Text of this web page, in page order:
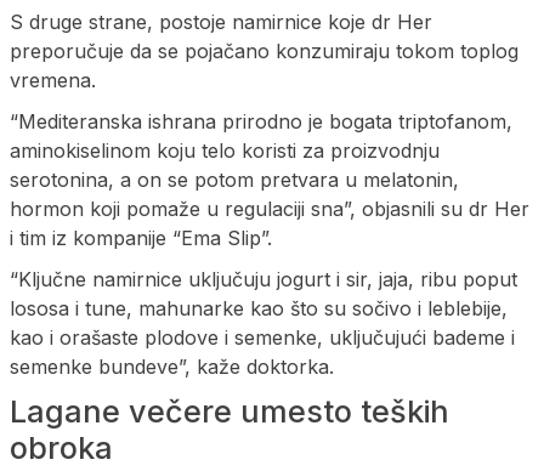
S druge strane, postoje namirnice koje dr Her
preporučuje da se pojačano konzumiraju tokom toplog
vremena.
“Mediteranska ishrana prirodno je bogata triptofanom,
aminokiselinom koju telo koristi za proizvodnju
serotonina, a on se potom pretvara u melatonin,
hormon koji pomaže u regulaciji sna”, objasnili su dr Her
i tim iz kompanije “Ema Slip”.
“Ključne namirnice uključuju jogurt i sir, jaja, ribu poput
lososa i tune, mahunarke kao što su sočivo i leblebije,
kao i orašaste plodove i semenke, uključujući bademe i
semenke bundeve”, kaže doktorka.
Lagane večere umesto teških
obroka